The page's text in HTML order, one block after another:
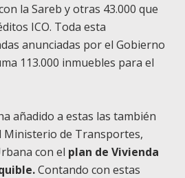
la Sareb y otras 43.000 que
ICO. Toda esta
anunciadas por el Gobierno
113.000 inmuebles para el
añadido a estas las también
Ministerio de Transportes,
con el plan de Vivienda
Contando con estas